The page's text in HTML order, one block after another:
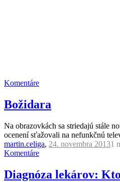
Komentáre
Božidara
Na obrazovkách sa striedajú stále
ocenení sťažovali na nefunkčnú
martin.celiga, 24. novembra 20131
Komentáre
Diagnóza lekárov: